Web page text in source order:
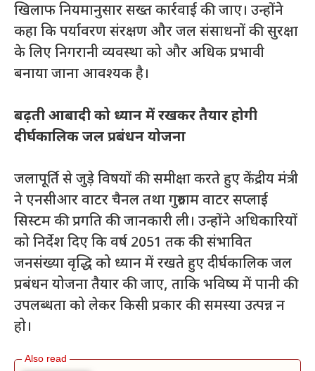
खिलाफ नियमानुसार सख्त कार्रवाई की जाए। उन्होंने
कहा कि पर्यावरण संरक्षण और जल संसाधनों की सुरक्षा
के लिए निगरानी व्यवस्था को और अधिक प्रभावी
बनाया जाना आवश्यक है।
बढ़ती आबादी को ध्यान में रखकर तैयार होगी
दीर्घकालिक जल प्रबंधन योजना
जलापूर्ति से जुड़े विषयों की समीक्षा करते हुए केंद्रीय मंत्री
ने एनसीआर वाटर चैनल तथा गुरुग्राम वाटर सप्लाई
सिस्टम की प्रगति की जानकारी ली। उन्होंने अधिकारियों
को निर्देश दिए कि वर्ष 2051 तक की संभावित
जनसंख्या वृद्धि को ध्यान में रखते हुए दीर्घकालिक जल
प्रबंधन योजना तैयार की जाए, ताकि भविष्य में पानी की
उपलब्धता को लेकर किसी प्रकार की समस्या उत्पन्न न
हो।